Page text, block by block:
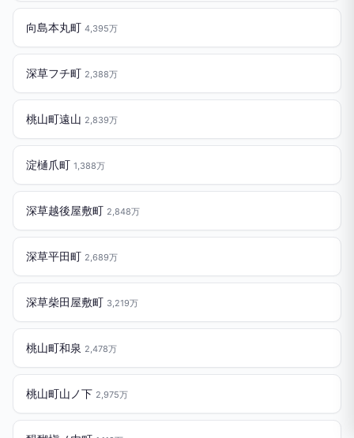
向島本丸町 4,395万
深草フチ町 2,388万
桃山町遠山 2,839万
淀樋爪町 1,388万
深草越後屋敷町 2,848万
深草平田町 2,689万
深草柴田屋敷町 3,219万
桃山町和泉 2,478万
桃山町山ノ下 2,975万